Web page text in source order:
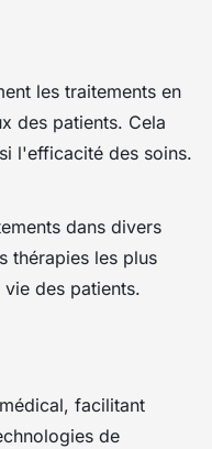
les traitements en
des patients. Cela
l'efficacité des soins.
dans divers
thérapies les plus
des patients.
facilitant
de